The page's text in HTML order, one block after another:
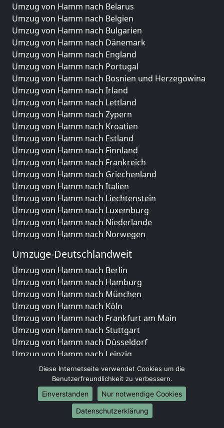
Umzug von Hamm nach Belarus
Umzug von Hamm nach Belgien
Umzug von Hamm nach Bulgarien
Umzug von Hamm nach Dänemark
Umzug von Hamm nach England
Umzug von Hamm nach Portugal
Umzug von Hamm nach Bosnien und Herzegowina
Umzug von Hamm nach Irland
Umzug von Hamm nach Lettland
Umzug von Hamm nach Zypern
Umzug von Hamm nach Kroatien
Umzug von Hamm nach Estland
Umzug von Hamm nach Finnland
Umzug von Hamm nach Frankreich
Umzug von Hamm nach Griechenland
Umzug von Hamm nach Italien
Umzug von Hamm nach Liechtenstein
Umzug von Hamm nach Luxemburg
Umzug von Hamm nach Niederlande
Umzug von Hamm nach Norwegen
Umzüge-Deutschlandweit
Umzug von Hamm nach Berlin
Umzug von Hamm nach Hamburg
Umzug von Hamm nach München
Umzug von Hamm nach Köln
Umzug von Hamm nach Frankfurt am Main
Umzug von Hamm nach Stuttgart
Umzug von Hamm nach Düsseldorf
Umzug von Hamm nach Leipzig
Umzug von Hamm nach Dortmund
Umzug von Hamm nach Essen
Umzug von Hamm nach Bremen
Umzug von Hamm nach Dresden
Umzug von Hamm nach Hannover
Diese Internetseite verwendet Cookies um die
Benutzerfreundlichkeit zu verbessern.
Einverstanden
Nur notwendige Cookies
Datenschutzerklärung